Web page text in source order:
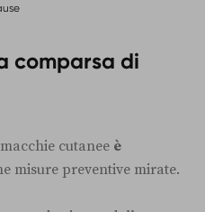
comparsa di
cutanee è
misure preventive mirate.